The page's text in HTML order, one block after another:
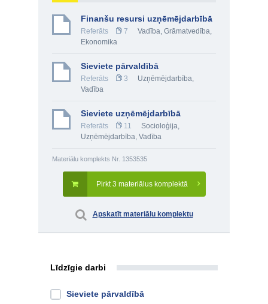
Finanšu resursi uzņēmējdarbībā
Referāts 7 Vadība, Grāmatvedība,
Ekonomika
Sieviete pārvaldībā
Referāts 3 Uzņēmējdarbība,
Vadība
Sieviete uzņēmējdarbībā
Referāts 11 Socioloģija,
Uzņēmējdarbība, Vadība
Materiālu komplekts Nr. 1353535
Pirkt 3 materiālus komplektā
Apskatīt materiālu komplektu
Līdzīgie darbi
Sieviete pārvaldībā